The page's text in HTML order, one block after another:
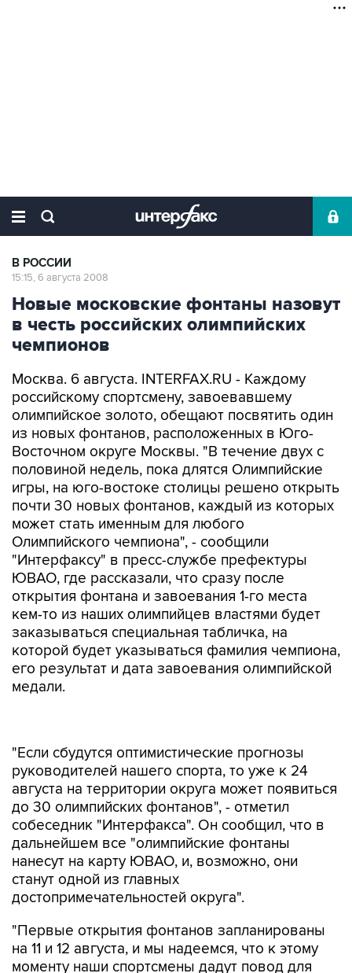
В РОССИИ
15:15, 6 августа 2008
Новые московские фонтаны назовут
в честь российских олимпийских
чемпионов
Москва. 6 августа. INTERFAX.RU - Каждому
российскому спортсмену, завоевавшему
олимпийское золото, обещают посвятить один
из новых фонтанов, расположенных в Юго-
Восточном округе Москвы. "В течение двух с
половиной недель, пока длятся Олимпийские
игры, на юго-востоке столицы решено открыть
почти 30 новых фонтанов, каждый из которых
может стать именным для любого
Олимпийского чемпиона", - сообщили
"Интерфаксу" в пресс-службе префектуры
ЮВАО, где рассказали, что сразу после
открытия фонтана и завоевания 1-го места
кем-то из наших олимпийцев властями будет
заказываться специальная табличка, на
которой будет указываться фамилия чемпиона,
его результат и дата завоевания олимпийской
медали.
"Если сбудутся оптимистические прогнозы
руководителей нашего спорта, то уже к 24
августа на территории округа может появиться
до 30 олимпийских фонтанов", - отметил
собеседник "Интерфакса". Он сообщил, что в
дальнейшем все "олимпийские фонтаны
нанесут на карту ЮВАО, и, возможно, они
станут одной из главных
достопримечательностей округа".
"Первые открытия фонтанов запланированы
на 11 и 12 августа, и мы надеемся, что к этому
моменту наши спортсмены дадут повод для